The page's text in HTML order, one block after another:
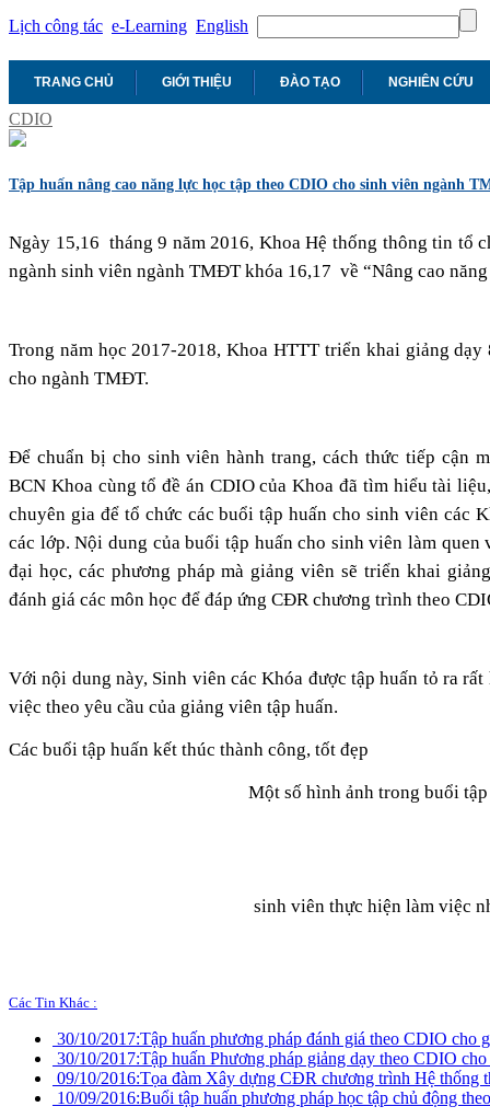
Lịch công tác e-Learning English
TRANG CHỦ GIỚI THIỆU ĐÀO TẠO NGHIÊN CỨU
CDIO
Tập huấn nâng cao năng lực học tập theo CDIO cho sinh viên ngành
Ngày 15,16 tháng 9 năm 2016, Khoa Hệ thống thông tin tổ
ngành sinh viên ngành TMĐT khóa 16,17 về “Nâng cao
Trong năm học 2017-2018, Khoa HTTT triển khai giảng
cho ngành TMĐT.
Để chuẩn bị cho sinh viên hành trang, cách thức tiếp cận
BCN Khoa cùng tổ đề án CDIO của Khoa đã tìm hiểu tài
chuyên gia để tổ chức các buổi tập huấn cho sinh viên các
các lớp. Nội dung của buổi tập huấn cho sinh viên làm quen
đại học, các phương pháp mà giảng viên sẽ triển khai
đánh giá các môn học để đáp ứng CĐR chương trình theo
Với nội dung này, Sinh viên các Khóa được tập huấn tỏ ra
việc theo yêu cầu của giảng viên tập huấn.
Các buổi tập huấn kết thúc thành công, tốt đẹp
Một số hình ảnh trong buổi
sinh viên thực hiện làm việc
Các Tin Khác :
30/10/2017:Tập huấn phương pháp đánh giá theo CDIO
30/10/2017:Tập huấn Phương pháp giảng dạy theo CDIO
09/10/2016:Tọa đàm Xây dựng CĐR chương trình Hệ thống
10/09/2016:Buổi tập huấn phương pháp học tập chủ động